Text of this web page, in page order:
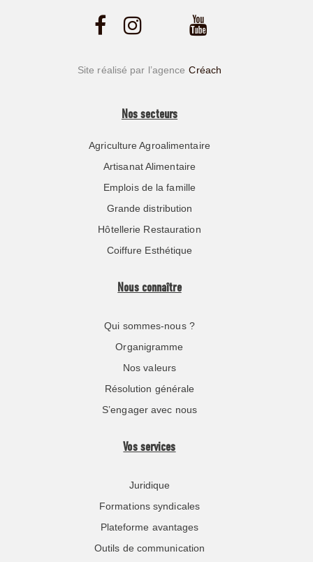
Site réalisé par l’agence Créach
Nos secteurs
Agriculture Agroalimentaire
Artisanat Alimentaire
Emplois de la famille
Grande distribution
Hôtellerie Restauration
Coiffure Esthétique
Nous connaître
Qui sommes-nous ?
Organigramme
Nos valeurs
Résolution générale
S’engager avec nous
Vos services
Juridique
Formations syndicales
Plateforme avantages
Outils de communication